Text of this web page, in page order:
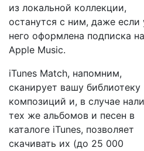
из локальной коллекции,
останутся с ним, даже если
него оформлена подписка на
Apple Music.
iTunes Match, напомним,
сканирует вашу библиотеку
композиций и, в случае
тех же альбомов и песен в
каталоге iTunes, позволяет
скачивать их (до 25 000